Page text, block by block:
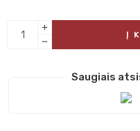
Į
Saugiais